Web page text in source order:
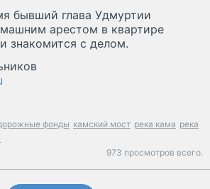
бывший глава Удмуртии
арестом в квартире
знакомится с делом.
фонды камский мост река кама река
973 просмотров всего.